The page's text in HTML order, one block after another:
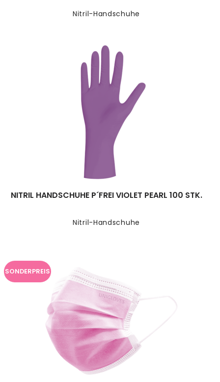
Nitril-Handschuhe
Nitril-Handschuhe
NITRIL HANDSCHUHE P´FREI VIOLET PEARL 100 STK.
SONDERPREIS